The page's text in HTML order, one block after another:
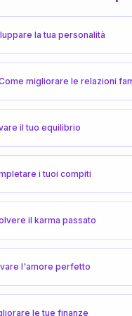
la tua personalità
migliorare le relazioni
il tuo equilibrio
i tuoi compiti
il karma passato
l'amore perfetto
le tue finanze